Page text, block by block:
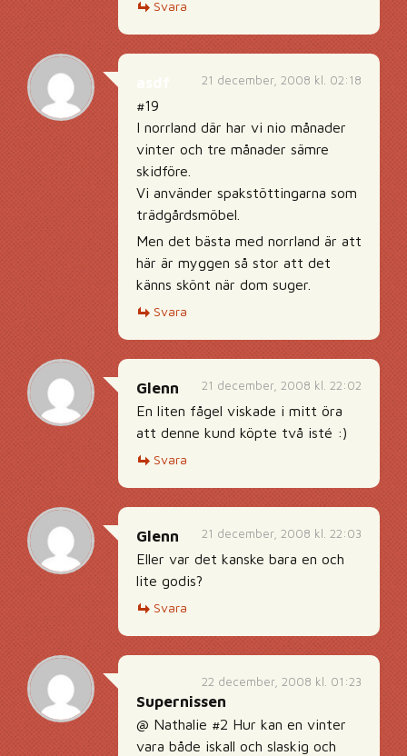
Svara
21 december, 2008 kl. 02:18
#19
I norrland där har vi nio månader
vinter och tre månader sämre
skidföre.
Vi använder spakstöttingarna som
trädgårdsmöbel.
Men det bästa med norrland är att
här är myggen så stor att det
känns skönt när dom suger.
Svara
21 december, 2008 kl. 22:02
Glenn
En liten fågel viskade i mitt öra
att denne kund köpte två isté :)
Svara
21 december, 2008 kl. 22:03
Glenn
Eller var det kanske bara en och
lite godis?
Svara
22 december, 2008 kl. 01:23
Supernissen
@ Nathalie #2 Hur kan en vinter
vara både iskall och slaskig och